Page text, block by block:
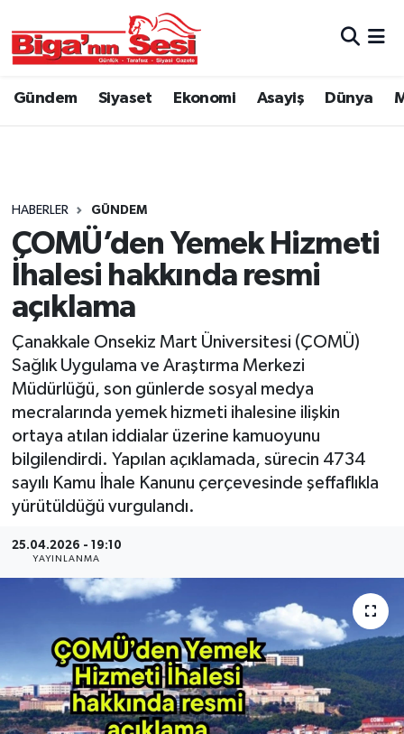
Gündem Siyaset Ekonomi Asayiş Dünya
HABERLER GÜNDEM
ÇOMÜ’den Yemek Hizmeti
İhalesi hakkında resmi
açıklama
Çanakkale Onsekiz Mart Üniversitesi (ÇOMÜ)
Sağlık Uygulama ve Araştırma Merkezi
Müdürlüğü, son günlerde sosyal medya
mecralarında yemek hizmeti ihalesine ilişkin
ortaya atılan iddialar üzerine kamuoyunu
bilgilendirdi. Yapılan açıklamada, sürecin 4734
sayılı Kamu İhale Kanunu çerçevesinde şeffaflıkla
yürütüldüğü vurgulandı.
25.04.2026 - 19:10
YAYINLANMA
Asayiş
Belediye
Dünya
Eğitim
Ekonomi
Genel
Gündem
Hava Durumu
Kültür Sanat
Otomobil
Politika
Çanakkale Hava Durumu
Tüm Manşetler
Son Dakika Haberleri
Haber Arşivi